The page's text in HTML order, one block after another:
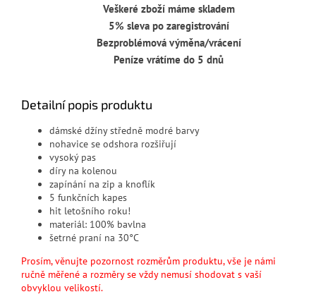
Veškeré zboží máme skladem
5% sleva po zaregistrování
Bezproblémová výměna/vrácení
Peníze vrátíme do 5 dnů
Detailní popis produktu
dámské džíny středně modré barvy
nohavice se odshora rozšiřují
vysoký pas
díry na kolenou
zapínání na zip a knoflík
5 funkčních kapes
hit letošního roku!
materiál: 100% bavlna
šetrné praní na 30°C
Prosím, věnujte pozornost rozměrům produktu, vše je námi
ručně měřené a rozměry se vždy nemusí shodovat s vaší
obvyklou velikostí.